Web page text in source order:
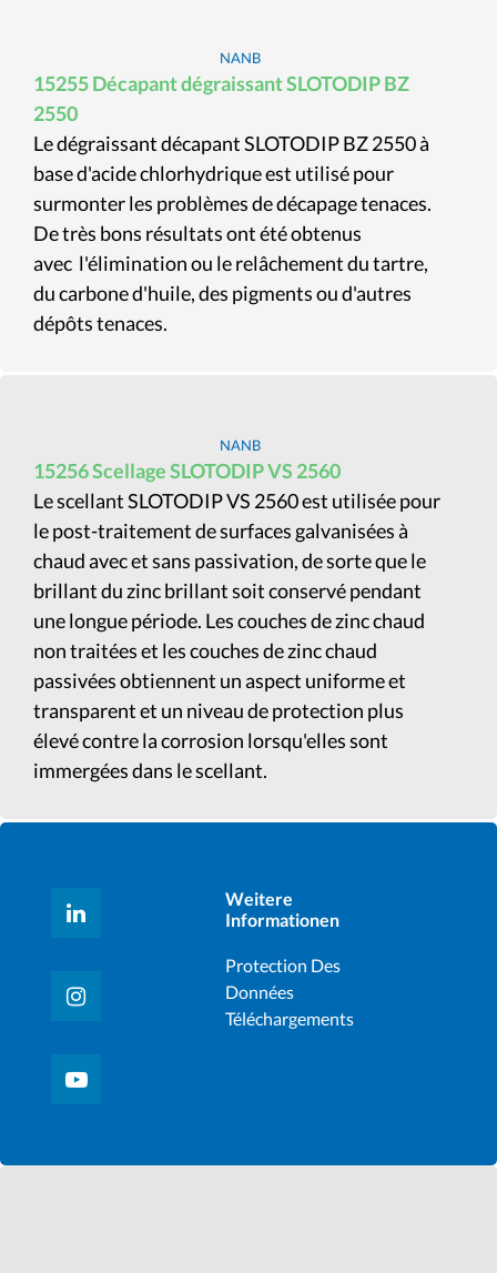
NANB
15255 Décapant dégraissant SLOTODIP BZ
2550
Le dégraissant décapant SLOTODIP BZ 2550 à
base d'acide chlorhydrique est utilisé pour
surmonter les problèmes de décapage tenaces.
De très bons résultats ont été obtenus
avec l'élimination ou le relâchement du tartre,
du carbone d'huile, des pigments ou d'autres
dépôts tenaces.
NANB
15256 Scellage SLOTODIP VS 2560
Le scellant SLOTODIP VS 2560 est utilisée pour
le post-traitement de surfaces galvanisées à
chaud avec et sans passivation, de sorte que le
brillant du zinc brillant soit conservé pendant
une longue période. Les couches de zinc chaud
non traitées et les couches de zinc chaud
passivées obtiennent un aspect uniforme et
transparent et un niveau de protection plus
élevé contre la corrosion lorsqu'elles sont
immergées dans le scellant.
Weitere
Informationen
Protection Des
Données
Téléchargements